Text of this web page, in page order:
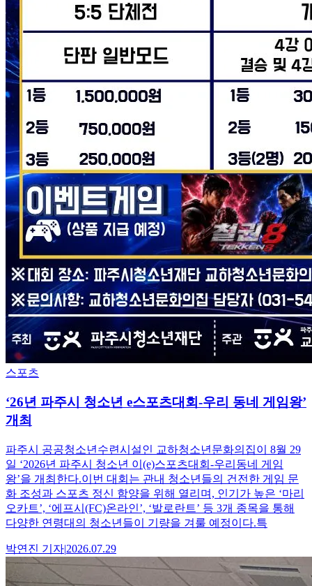
스포츠
‘26년 파주시 청소년 e스포츠대회-우리 동네 게임왕’
개최
파주시 공공청소년수련시설인 교하청소년문화의집이 8월 29
일 ‘2026년 파주시 청소년 이(e)스포츠대회-우리동네 게임
왕’을 개최한다.이번 대회는 관내 청소년들의 건전한 게임 문
화 조성과 스포츠 정신 함양을 위해 열리며, 인기가 높은 ‘마리
오카트’, ‘에프시(FC)온라인’, ‘발로란트’ 등 3개 종목을 통해
다양한 연령대의 청소년들이 기량을 겨룰 예정이다.특
박연진 기자|2026.07.29